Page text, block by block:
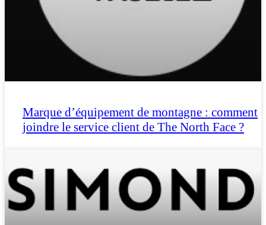
Marque d’équipement de montagne : comment
joindre le service client de The North Face ?